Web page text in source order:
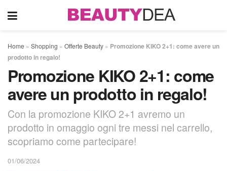
Home » Shopping » Offerte Beauty » Promozione KIKO 2+1: come avere un
prodotto in regalo!
Promozione KIKO 2+1: come
avere un prodotto in regalo!
Con la promozione KIKO 2+1 avremo un
prodotto in omaggio ogni tre messi nel carrello,
scopriamo come partecipare!
01/06/2024